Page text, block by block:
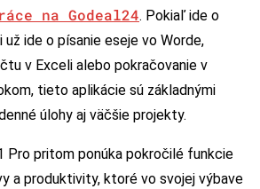
na Godeal24. Pokiaľ ide o
ide o písanie eseje vo Worde,
v Exceli alebo pokračovanie v
tieto aplikácie sú základnými
úlohy aj väčšie projekty.
Pro pritom ponúka pokročilé funkcie
a produktivity, ktoré vo svojej výbave